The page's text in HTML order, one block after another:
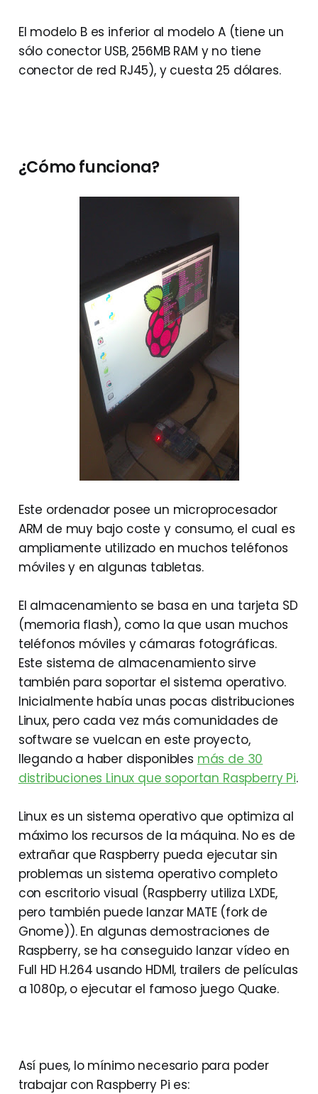
El modelo B es inferior al modelo A (tiene un
sólo conector USB, 256MB RAM y no tiene
conector de red RJ45), y cuesta 25 dólares.
¿Cómo funciona?
Este ordenador posee un microprocesador
ARM de muy bajo coste y consumo, el cual es
ampliamente utilizado en muchos teléfonos
móviles y en algunas tabletas.
El almacenamiento se basa en una tarjeta SD
(memoria flash), como la que usan muchos
teléfonos móviles y cámaras fotográficas.
Este sistema de almacenamiento sirve
también para soportar el sistema operativo.
Inicialmente había unas pocas distribuciones
Linux, pero cada vez más comunidades de
software se vuelcan en este proyecto,
llegando a haber disponibles más de 30
distribuciones Linux que soportan Raspberry Pi.
Linux es un sistema operativo que optimiza al
máximo los recursos de la máquina. No es de
extrañar que Raspberry pueda ejecutar sin
problemas un sistema operativo completo
con escritorio visual (Raspberry utiliza LXDE,
pero también puede lanzar MATE (fork de
Gnome)). En algunas demostraciones de
Raspberry, se ha conseguido lanzar vídeo en
Full HD H.264 usando HDMI, trailers de películas
a 1080p, o ejecutar el famoso juego Quake.
Así pues, lo mínimo necesario para poder
trabajar con Raspberry Pi es: